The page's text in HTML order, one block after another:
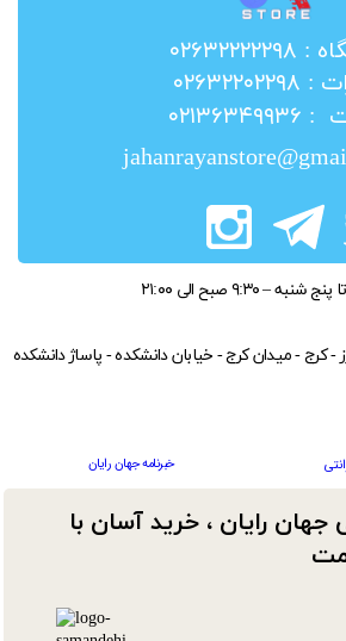
جهان رایان ، خرید آسان با
– ۹:۳۰ صبح الی ۲۱:۰۰
خبرنامه جهان رایان
- کرج - میدان کرج - خیابان دانشکده - پاساژ دانشکده